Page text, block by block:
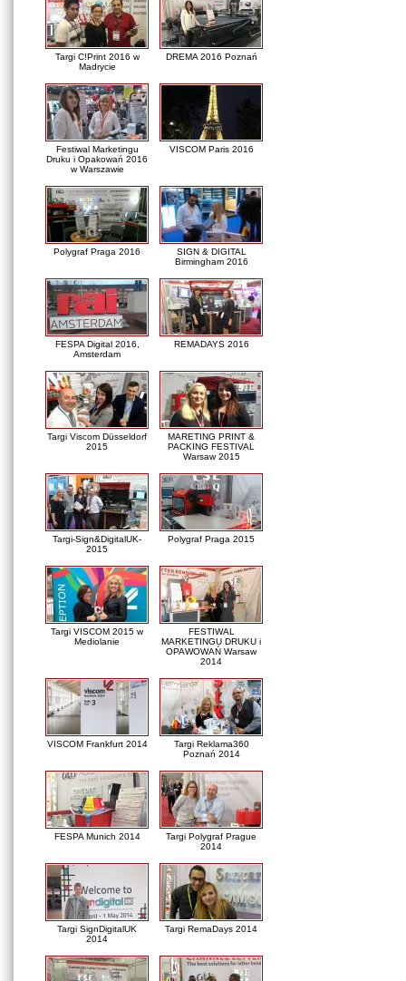
Targi C!Print 2016 w
Madrycie
DREMA 2016 Poznań
Festiwal Marketingu
Druku i Opakowań 2016
w Warszawie
VISCOM Paris 2016
Polygraf Praga 2016
SIGN & DIGITAL
Birmingham 2016
FESPA Digital 2016,
Amsterdam
REMADAYS 2016
Targi Viscom Düsseldorf
2015
MARETING PRINT &
PACKING FESTIVAL
Warsaw 2015
Targi-Sign&DigitalUK-
2015
Polygraf Praga 2015
Targi VISCOM 2015 w
Mediolanie
FESTIWAL
MARKETINGU DRUKU i
OPAWOWAŃ Warsaw
2014
VISCOM Frankfurt 2014
Targi Reklama360
Poznań 2014
FESPA Munich 2014
Targi Polygraf Prague
2014
Targi SignDigitalUK
2014
Targi RemaDays 2014